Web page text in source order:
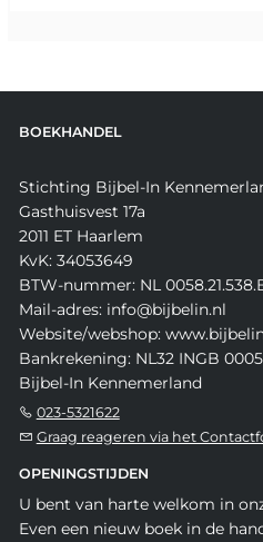
BOEKHANDEL
Stichting Bijbel-In
Gasthuisvest 17a
2011 ET Haarlem
KvK: 34053649
BTW-nummer: NL
Mail-adres: info@bijbelin.nl
Website/webshop:
Bankrekening: NL32 INGB
Bijbel-In Kennemerland
023-5321622
Graag reageren via het
OPENINGSTIJDEN
U bent van harte welkom in
Even een nieuw boek in de